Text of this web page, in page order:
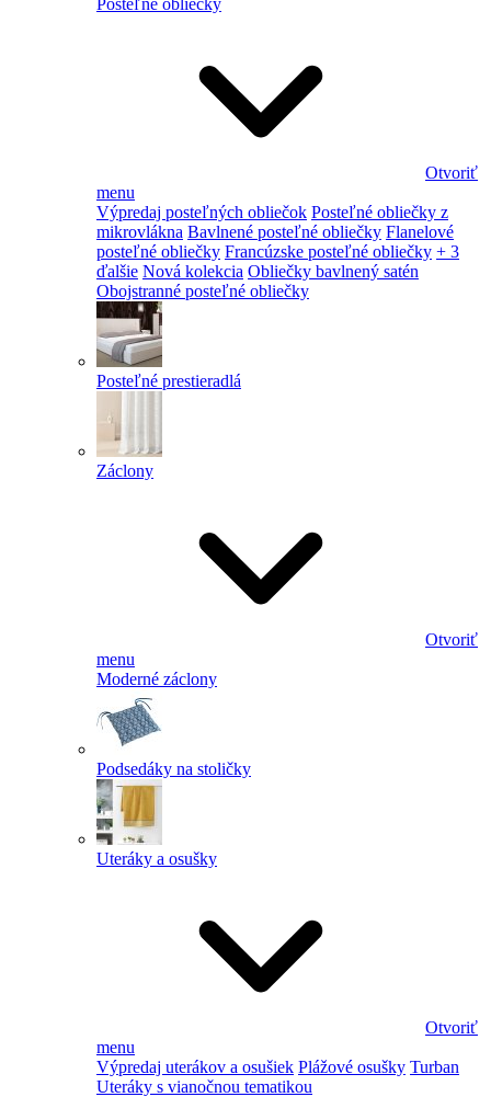
Posteľné obliečky
Otvoriť
menu
Výpredaj posteľných obliečok Posteľné obliečky z
mikrovlákna Bavlnené posteľné obliečky Flanelové
posteľné obliečky Francúzske posteľné obliečky + 3
ďalšie Nová kolekcia Obliečky bavlnený satén
Obojstranné posteľné obliečky
Posteľné prestieradlá
Záclony
Otvoriť
menu
Moderné záclony
Podsedáky na stoličky
Uteráky a osušky
Otvoriť
menu
Výpredaj uterákov a osušiek Plážové osušky Turban
Uteráky s vianočnou tematikou